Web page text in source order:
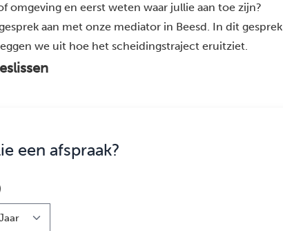
omgeving en eerst weten waar jullie aan toe zijn?
aan met onze mediator in Beesd. In dit gesprek
we uit hoe het scheidingstraject eruitziet.
een afspraak?